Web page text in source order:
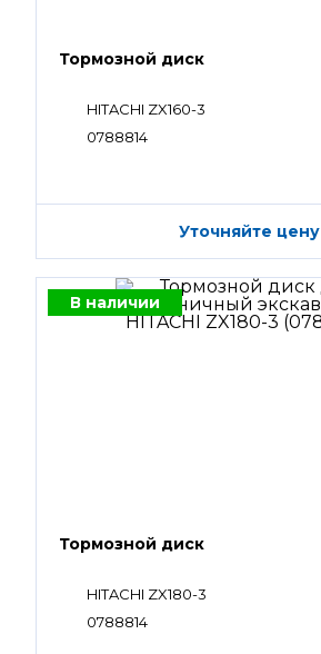
Тормозной диск
HITACHI ZX160-3
0788814
Уточняйте цену
В наличии
Тормозной диск
HITACHI ZX180-3
0788814